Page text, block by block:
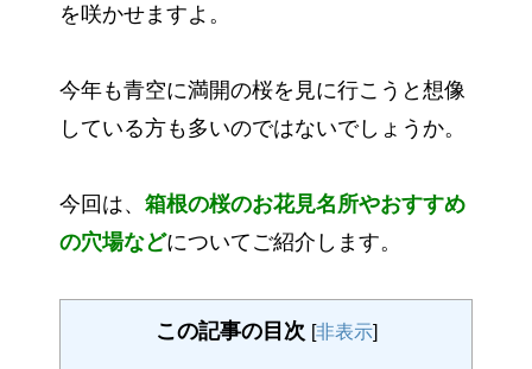
を咲かせますよ。
今年も青空に満開の桜を見に行こうと想像
している方も多いのではないでしょうか。
今回は、 箱根の桜のお花見名所やおすすめ
の穴場などについてご紹介します。
この記事の目次 [非表示]